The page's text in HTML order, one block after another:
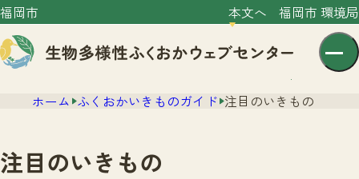
福岡市 本文へ 福岡市 環境局
ホーム ふくおかいきものガイド 注目のいきもの
注目のいきもの